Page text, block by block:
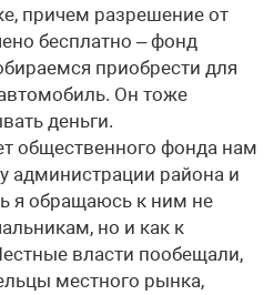
причем разрешение от
бесплатно – фонд
приобрести для
Он тоже
деньги.
общественного фонда нам
администрации района и
я обращаюсь к ним не
но и как к
власти пообещали,
местного рынка,